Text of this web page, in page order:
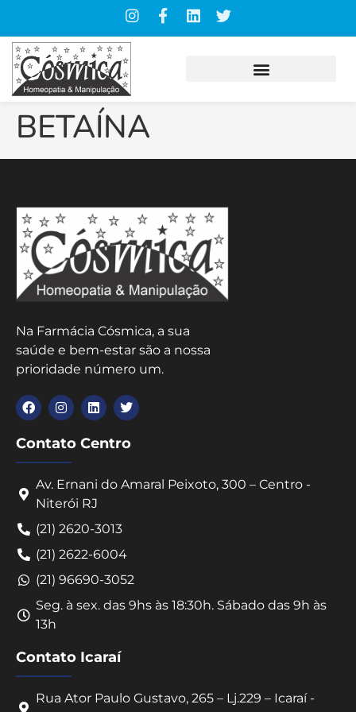
BETAÍNA
Na Farmácia Cósmica, a sua
saúde e bem-estar são a nossa
prioridade número um.
Contato Centro
Av. Ernani do Amaral Peixoto, 300 – Centro -
Niterói RJ
(21) 2620-3013
(21) 2622-6004
(21) 96690-3052
Seg. à sex. das 9hs às 18:30h. Sábado das 9h às
13h
Contato Icaraí
Rua Ator Paulo Gustavo, 265 – Lj.229 – Icaraí -